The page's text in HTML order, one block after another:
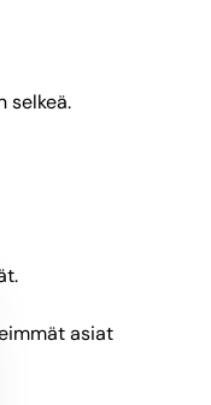
selkeä.
asiat